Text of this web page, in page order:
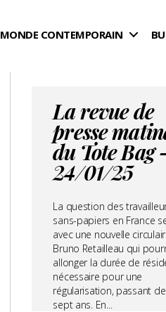
MONDE CONTEMPORAIN
La revue de
presse
du Tote Bag
24/01/25
La question des
sans-papiers en France
avec une nouvelle
Bruno Retailleau qui
allonger la durée de
nécessaire pour une
régularisation, passant
sept ans. En...